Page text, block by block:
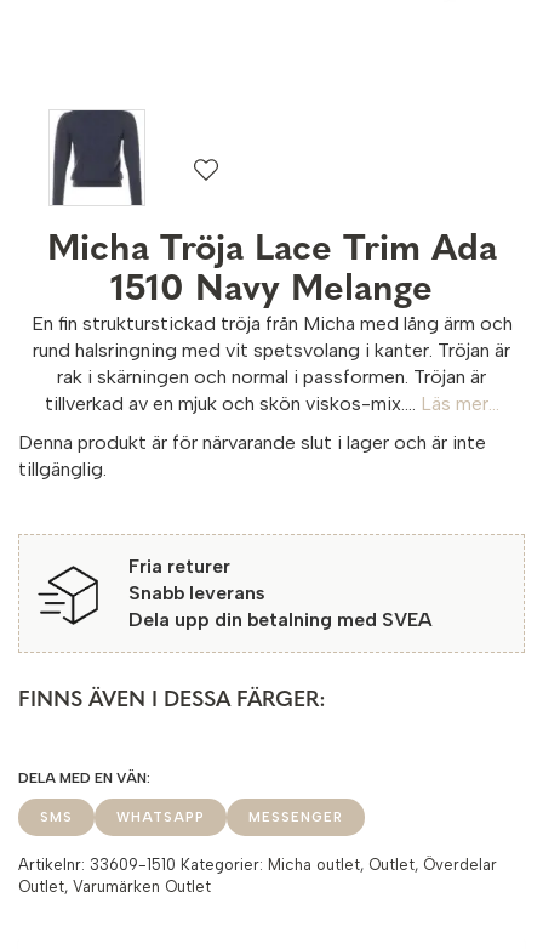
Micha Tröja Lace Trim Ada
1510 Navy Melange
En fin strukturstickad tröja från Micha med lång ärm och
rund halsringning med vit spetsvolang i kanter. Tröjan är
rak i skärningen och normal i passformen. Tröjan är
tillverkad av en mjuk och skön viskos-mix....
Läs mer...
Denna produkt är för närvarande slut i lager och är inte
tillgänglig.
Fria returer
Snabb leverans
Dela upp din betalning med SVEA
FINNS ÄVEN I DESSA FÄRGER:
SMS WHATSAPP MESSENGER
Artikelnr: 33609-1510 Kategorier: Micha outlet, Outlet, Överdelar
Outlet, Varumärken Outlet